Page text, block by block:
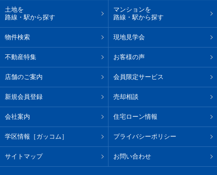
土地を
路線・駅から探す
マンションを
路線・駅から探す
物件検索 現地見学会
不動産特集 お客様の声
店舗のご案内 会員限定サービス
新規会員登録 売却相談
会社案内 住宅ローン情報
学区情報［ガッコム］ プライバシーポリシー
サイトマップ お問い合わせ